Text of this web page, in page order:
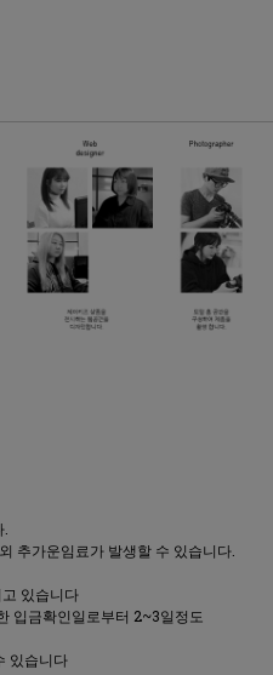
추가운임료가 발생할 수 있습니다.
있습니다
입금확인일로부터 2~3일정도
있습니다